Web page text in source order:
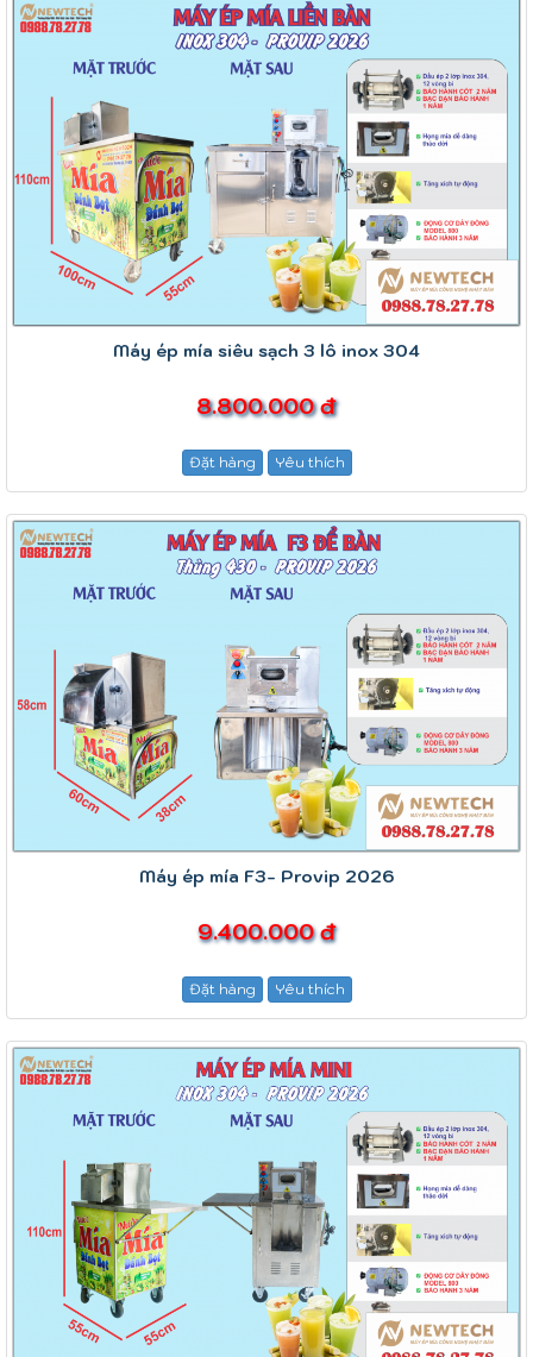
Máy ép mía siêu sạch 3 lô inox 304
8.800.000 đ
Đặt hàng Yêu thích
Máy ép mía F3- Provip 2026
9.400.000 đ
Đặt hàng Yêu thích